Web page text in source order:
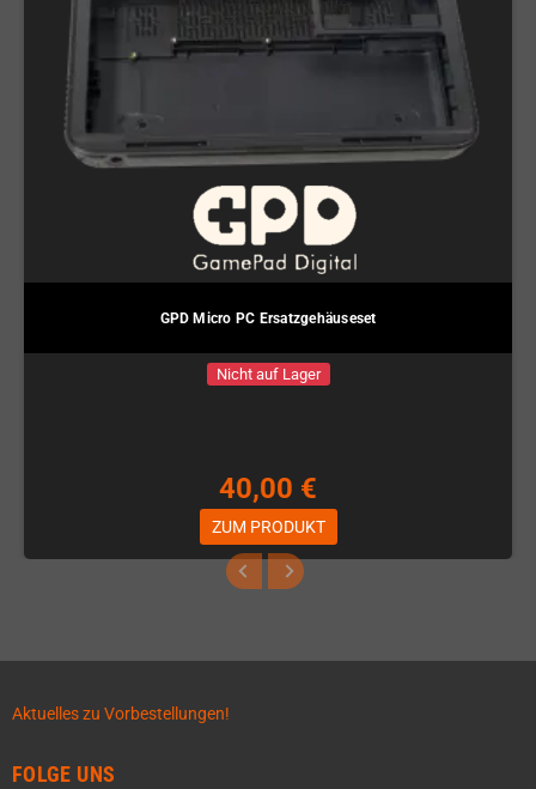
GPD Micro PC Ersatzgehäuseset
Nicht auf Lager
40,00 €
ZUM PRODUKT
Aktuelles zu Vorbestellungen!
FOLGE UNS